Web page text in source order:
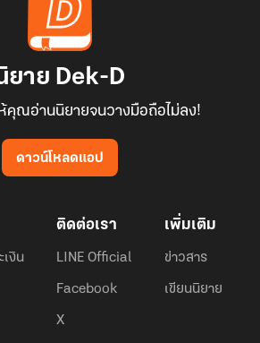
ยาย Dek-D
คุณอ่านนิยายจนวางมือถือไม่ลง!
ดาวน์โหลดแอป
เงิน
ติดต่อเรา
LINE Official
Facebook
X
เพิ่มเติม
ข่าวสาร
เขียนนิยาย